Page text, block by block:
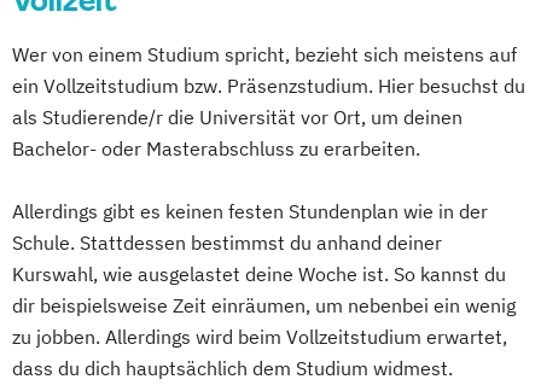
und Musikmanagement
Management der Kreativwirtschaft PR-
Management und Journalismus
Music Production
Musikproduktion (EN/DE) Photography
Photography (EN) Popular Music
Popularmusik (EN/DE)
Social Design & Sustainable Innovation
(EN)
Wer von einem Studium spricht, bezieht sich meistens auf
ein Vollzeitstudium bzw. Präsenzstudium. Hier besuchst du
als Studierende/r die Universität vor Ort, um deinen
Bachelor- oder Masterabschluss zu erarbeiten.
Allerdings gibt es keinen festen Stundenplan wie in der
Schule. Stattdessen bestimmst du anhand deiner
Kurswahl, wie ausgelastet deine Woche ist. So kannst du
dir beispielsweise Zeit einräumen, um nebenbei ein wenig
zu jobben. Allerdings wird beim Vollzeitstudium erwartet,
dass du dich hauptsächlich dem Studium widmest.